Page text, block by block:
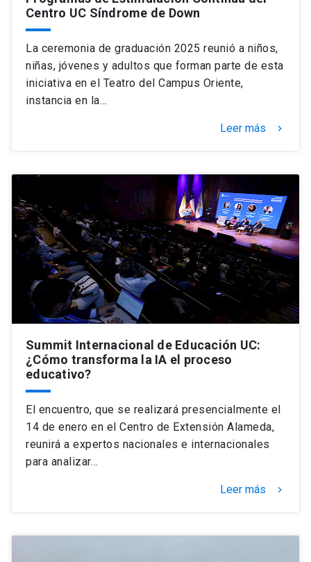
Centro UC Síndrome de Down
La ceremonia de graduación 2025 reunió a niños,
niñas, jóvenes y adultos que forman parte de esta
iniciativa en el Teatro del Campus Oriente,
instancia en la…
Leer más keyboard_arrow_right
Summit Internacional de Educación UC:
¿Cómo transforma la IA el proceso
educativo?
El encuentro, que se realizará presencialmente el
14 de enero en el Centro de Extensión Alameda,
reunirá a expertos nacionales e internacionales
para analizar…
Leer más keyboard_arrow_right